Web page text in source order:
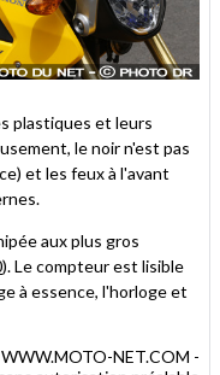
plastiques et leurs
le noir n'est pas
et les feux à l'avant
aux plus gros
). Le compteur est lisible
à essence, l'horloge et
NET.COM -